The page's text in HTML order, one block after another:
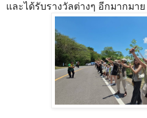
และได้รับรางวัลต่างๆ อีกมากมาย